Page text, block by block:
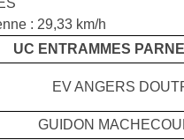
: 29,33 km/h
UC ENTRAMMES
EV ANGERS
GUIDON